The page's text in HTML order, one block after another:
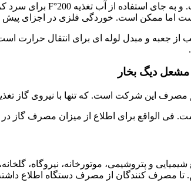
اما ممکن است. خوردگی فلزی در اجزای پیش
جعبه و مبدل لوله ای برای انتقال حرارت
دیگ بخار
مصرف این شرکت است. که تنها با نیروی گاز
الواقع برای اطلاع از میزان مصرف گاز در
و پتروشیمی، موتورخانه، نیروگاه،
کنندگان از مصرف دستگاه اطلاع داشته